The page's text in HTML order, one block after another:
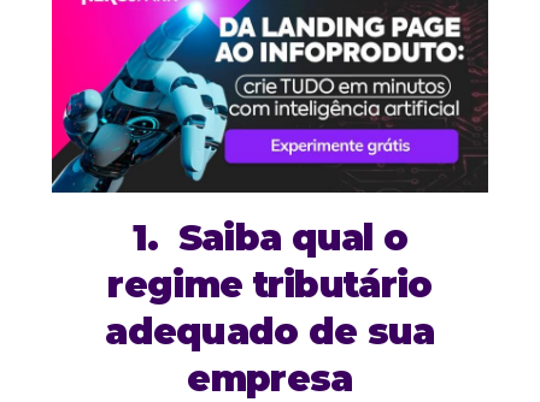
1. Saiba qual o
regime tributário
adequado de sua
empresa